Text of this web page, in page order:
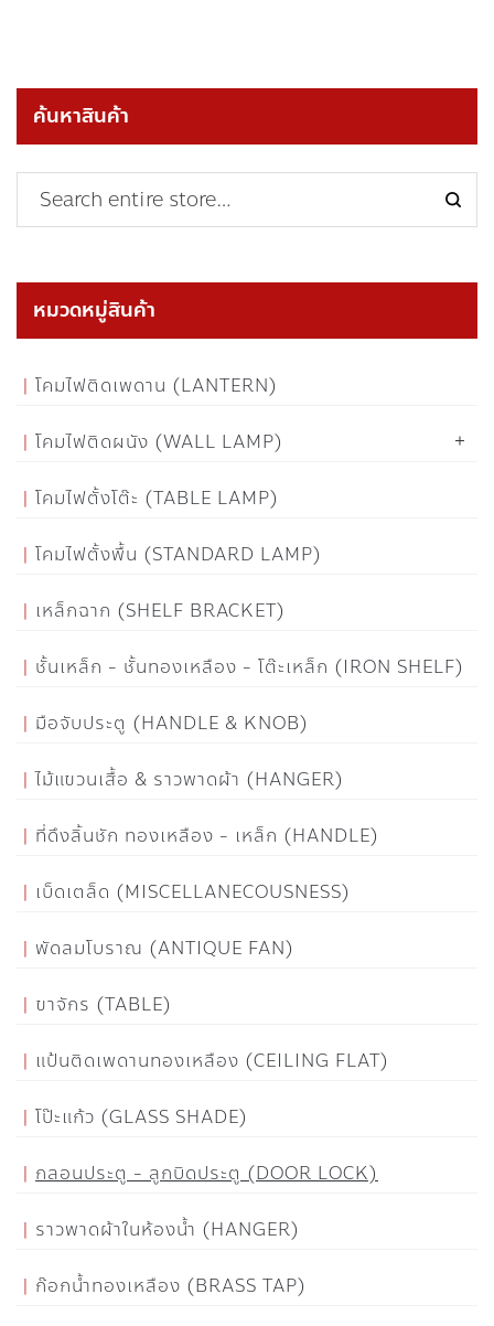
ค้นหาสินค้า
หมวดหมู่สินค้า
โคมไฟติดเพดาน (LANTERN)
โคมไฟติดผนัง (WALL LAMP)
โคมไฟตั้งโต๊ะ (TABLE LAMP)
โคมไฟตั้งพื้น (STANDARD LAMP)
เหล็กฉาก (SHELF BRACKET)
ชั้นเหล็ก - ชั้นทองเหลือง - โต๊ะเหล็ก (IRON SHELF)
มือจับประตู (HANDLE & KNOB)
ไม้แขวนเสื้อ & ราวพาดผ้า (HANGER)
ที่ดึงลิ้นชัก ทองเหลือง - เหล็ก (HANDLE)
เบ็ดเตล็ด (MISCELLANECOUSNESS)
พัดลมโบราณ (ANTIQUE FAN)
ขาจักร (TABLE)
แป้นติดเพดานทองเหลือง (CEILING FLAT)
โป๊ะแก้ว (GLASS SHADE)
กลอนประตู - ลูกบิดประตู (DOOR LOCK)
ราวพาดผ้าในห้องน้ำ (HANGER)
ก๊อกน้ำทองเหลือง (BRASS TAP)